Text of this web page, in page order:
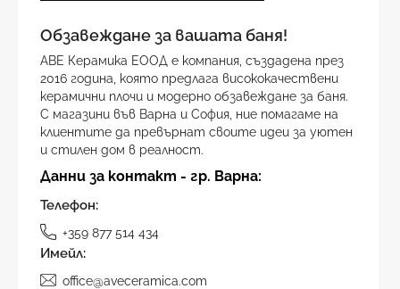
Обзавеждане за вашата баня!
АВЕ Керамика ЕООД е компания, създадена през
2016 година, която предлага висококачествени
керамични плочи и модерно обзавеждане за баня.
С магазини във Варна и София, ние помагаме на
клиентите да превърнат своите идеи за уютен
и стилен дом в реалност.
Данни за контакт - гр. Варна:
Телефон:
+359 877 514 434
Имейл:
office@aveceramica.com